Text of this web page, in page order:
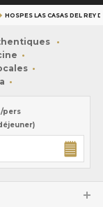
HOSPES LAS CASAS DEL REY
/pers